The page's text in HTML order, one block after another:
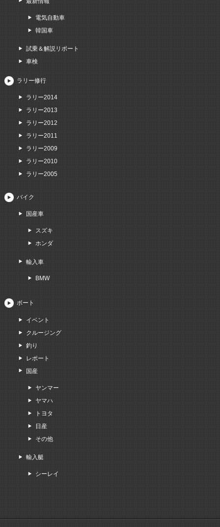
電気自動車
韓国車
試乗＆解説リポート
車検
ラリー修行
ラリー2014
ラリー2013
ラリー2012
ラリー2011
ラリー2009
ラリー2010
ラリー2005
バイク
国産車
スズキ
ホンダ
輸入車
BMW
ボート
イベント
クルージング
釣り
レポート
国産
ヤンマー
ヤマハ
トヨタ
日産
その他
輸入艇
シーレイ